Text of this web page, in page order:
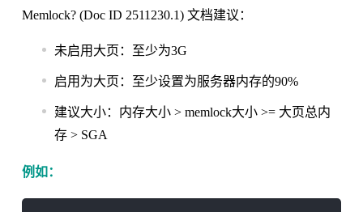
Memlock? (Doc ID 2511230.1) 文档建议：
未启用大页：至少为3G
启用为大页：至少设置为服务器内存的90%
建议大小：内存大小 > memlock大小 >= 大页总内
存 > SGA
例如：